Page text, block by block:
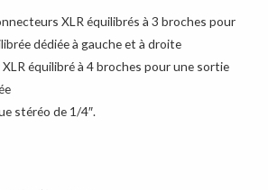
XLR équilibrés à 3 broches pour
dédiée à gauche et à droite
équilibré à 4 broches pour une sortie
stéréo de 1/4″.